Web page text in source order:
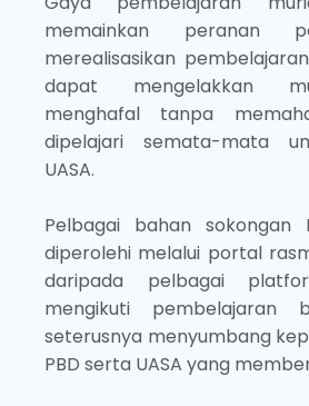
memainkan peranan
merealisasikan
dapat mengelakkan
menghafal tanpa
dipelajari semata-mata
UASA.
Pelbagai bahan sokongan
diperolehi melalui portal
daripada pelbagai
mengikuti pembelajaran
seterusnya menyumbang
PBD serta UASA yang